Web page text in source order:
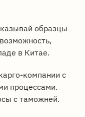
образцы
в Китае.
компании с
процессами.
с таможней.